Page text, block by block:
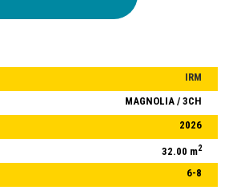
IRM
MAGNOLIA / 3CH
2026
32.00 m2
6-8